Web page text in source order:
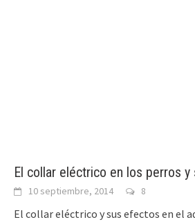
El collar eléctrico en los perros y
10 septiembre, 2014 8
El collar eléctrico y sus efectos en el